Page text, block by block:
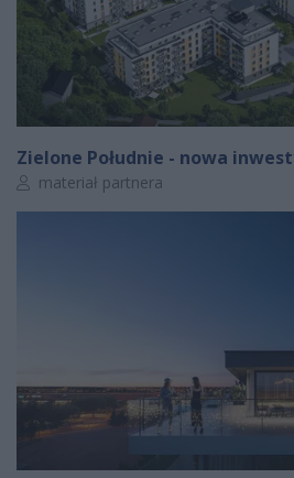
Zielone Południe - nowa
Autor artykułu:
materiał partnera